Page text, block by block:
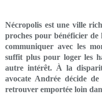
Nécropolis est une ville
proches pour bénéficier
communiquer avec les
suffit plus pour loger les
autre intérêt. À la
avocate Andrée décide
retrouver emportée loin